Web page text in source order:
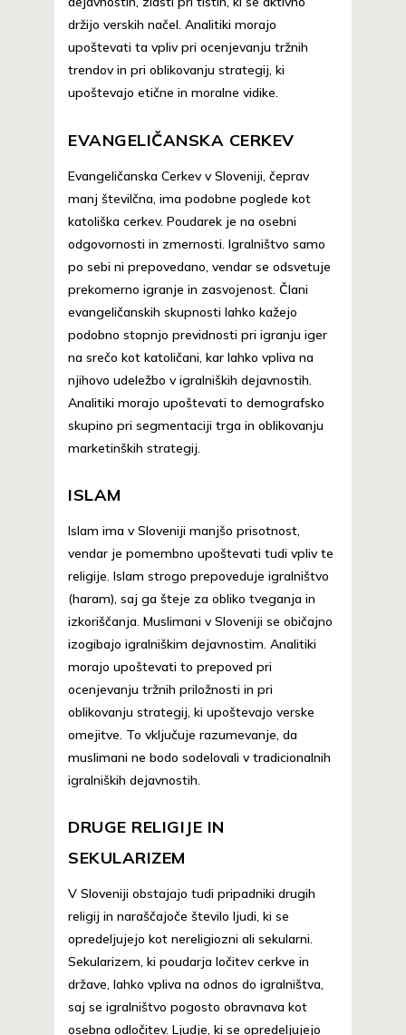
držijo verskih načel. Analitiki morajo
upoštevati ta vpliv pri ocenjevanju tržnih
trendov in pri oblikovanju strategij, ki
upoštevajo etične in moralne vidike.
EVANGELIČANSKA CERKEV
Evangeličanska Cerkev v Sloveniji, čeprav
manj številčna, ima podobne poglede kot
katoliška cerkev. Poudarek je na osebni
odgovornosti in zmernosti. Igralništvo samo
po sebi ni prepovedano, vendar se odsvetuje
prekomerno igranje in zasvojenost. Člani
evangeličanskih skupnosti lahko kažejo
podobno stopnjo previdnosti pri igranju iger
na srečo kot katoličani, kar lahko vpliva na
njihovo udeležbo v igralniških dejavnostih.
Analitiki morajo upoštevati to demografsko
skupino pri segmentaciji trga in oblikovanju
marketinških strategij.
ISLAM
Islam ima v Sloveniji manjšo prisotnost,
vendar je pomembno upoštevati tudi vpliv te
religije. Islam strogo prepoveduje igralništvo
(haram), saj ga šteje za obliko tveganja in
izkoriščanja. Muslimani v Sloveniji se običajno
izogibajo igralniškim dejavnostim. Analitiki
morajo upoštevati to prepoved pri
ocenjevanju tržnih priložnosti in pri
oblikovanju strategij, ki upoštevajo verske
omejitve. To vključuje razumevanje, da
muslimani ne bodo sodelovali v tradicionalnih
igralniških dejavnostih.
DRUGE RELIGIJE IN
SEKULARIZEM
V Sloveniji obstajajo tudi pripadniki drugih
religij in naraščajoče število ljudi, ki se
opredeljujejo kot nereligiozni ali sekularni.
Sekularizem, ki poudarja ločitev cerkve in
države, lahko vpliva na odnos do igralništva,
saj se igralništvo pogosto obravnava kot
osebna odločitev. Ljudje, ki se opredeljujejo